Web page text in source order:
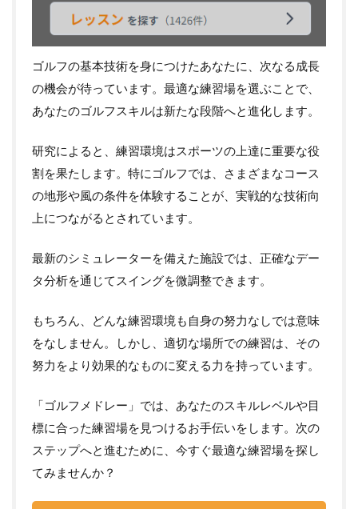
ゴルフの基本技術を身につけたあなたに、次なる成長
の機会が待っています。最適な練習場を選ぶことで、
あなたのゴルフスキルは新たな段階へと進化します。
研究によると、練習環境はスポーツの上達に重要な役
割を果たします。特にゴルフでは、さまざまなコース
の地形や風の条件を体験することが、実戦的な技術向
上につながるとされています。
最新のシミュレーターを備えた施設では、正確なデー
タ分析を通じてスイングを微調整できます。
もちろん、どんな練習環境も自身の努力なしでは意味
をなしません。しかし、適切な場所での練習は、その
努力をより効果的なものに変える力を持っています。
「ゴルフメドレー」では、あなたのスキルレベルや目
標に合った練習場を見つけるお手伝いをします。次の
ステップへと進むために、今すぐ最適な練習場を探し
てみませんか？